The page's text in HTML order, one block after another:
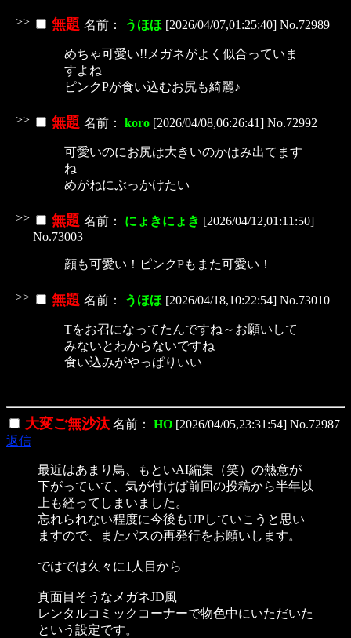
>> 無題 名前： うほほ [2026/04/07,01:25:40] No.72989
めちゃ可愛い!!メガネがよく似合っていま
すよね
ピンクPが食い込むお尻も綺麗♪
>> 無題 名前： koro [2026/04/08,06:26:41] No.72992
可愛いのにお尻は大きいのかはみ出てます
ね
めがねにぶっかけたい
>> 無題 名前： にょきにょき [2026/04/12,01:11:50]
No.73003
顔も可愛い！ピンクPもまた可愛い！
>> 無題 名前： うほほ [2026/04/18,10:22:54] No.73010
Tをお召になってたんですね～お願いして
みないとわからないですね
食い込みがやっぱりいい
大変ご無沙汰 名前： HO [2026/04/05,23:31:54] No.72987
返信
最近はあまり鳥、もといAI編集（笑）の熱意が
下がっていて、気が付けば前回の投稿から半年以
上も経ってしまいました。
忘れられない程度に今後もUPしていこうと思い
ますので、またパスの再発行をお願いします。
ではでは久々に1人目から
真面目そうなメガネJD風
レンタルコミックコーナーで物色中にいただいた
という設定です。